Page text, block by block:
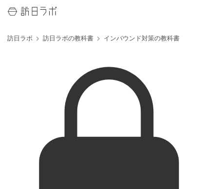
訪日ラボ 訪日ラボの教科書 インバウンド対策の教科書